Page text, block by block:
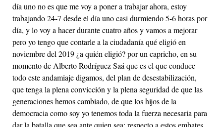
día uno no es que me voy a poner a trabajar ahora, estoy
trabajando 24-7 desde el día uno casi durmiendo 5-6 horas por
día, y lo voy a hacer durante cuatro años y vamos a mejorar
pero yo tengo que contarle a la ciudadanía qué eligió en
noviembre del 2019 ¿a quién eligió? por un capricho, en su
momento de Alberto Rodríguez Saá que es el que conduce
todo este andamiaje digamos, del plan de desestabilización,
que tenga la plena convicción y la plena seguridad de que las
generaciones hemos cambiado, de que los hijos de la
democracia como soy yo tenemos toda la fuerza necesaria para
dar la batalla que sea ante quien sea; respecto a estos embates